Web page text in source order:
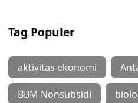
Tag Populer
aktivitas ekonomi
BBM Nonsubsidi